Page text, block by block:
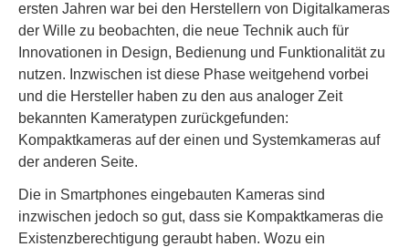
ersten Jahren war bei den Herstellern von Digitalkameras
der Wille zu beobachten, die neue Technik auch für
Innovationen in Design, Bedienung und Funktionalität zu
nutzen. Inzwischen ist diese Phase weitgehend vorbei
und die Hersteller haben zu den aus analoger Zeit
bekannten Kameratypen zurückgefunden:
Kompaktkameras auf der einen und Systemkameras auf
der anderen Seite.
Die in Smartphones eingebauten Kameras sind
inzwischen jedoch so gut, dass sie Kompaktkameras die
Existenzberechtigung geraubt haben. Wozu ein